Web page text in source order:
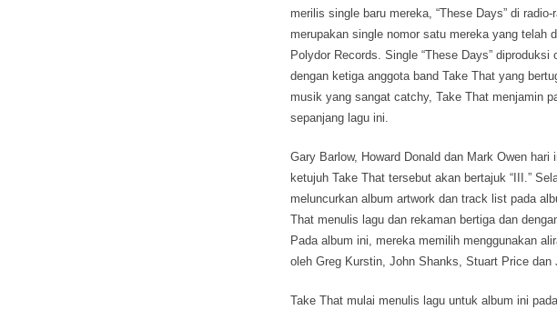
merilis single baru mereka, “These Days” di radio-
merupakan single nomor satu mereka yang telah
Polydor Records. Single “These Days”
dengan ketiga anggota band Take That yang
musik yang sangat catchy, Take That menjamin
sepanjang lagu ini.
Gary Barlow, Howard Donald dan Mark Owen
ketujuh Take That tersebut akan bertajuk “III.”
meluncurkan album artwork dan track list pada
That menulis lagu dan rekaman bertiga dan
Pada album ini, mereka memilih menggunakan
oleh Greg Kurstin, John Shanks, Stuart Price dan
Take That mulai menulis lagu untuk album ini